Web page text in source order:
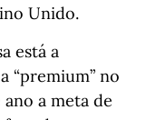
Unido.
está a
“premium” no
a meta de